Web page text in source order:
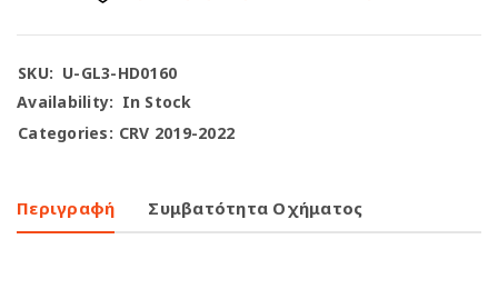
SKU: U-GL3-HD0160
Availability: In Stock
Categories: CRV 2019-2022
Περιγραφή Συμβατότητα Οχήματος